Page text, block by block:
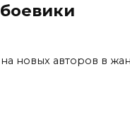
новых авторов в